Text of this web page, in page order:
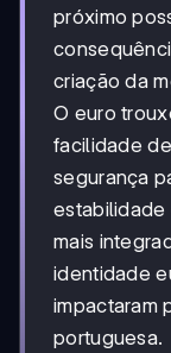
próximo
criação da
O euro
facilidade
segurança
estabilidade
mais
identidade
impactaram
portuguesa.